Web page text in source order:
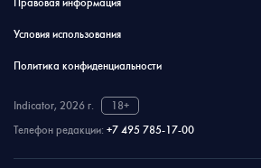
Правовая информация
Условия использования
Политика конфиденциальности
Indicator, 2026 г.
18+
Телефон редакции: +7 495 785-17-00